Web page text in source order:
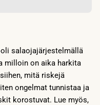
salaojajärjestelmällä
milloin on aika harkita
mitä riskejä
ongelmat tunnistaa ja
korostuvat. Lue myös,